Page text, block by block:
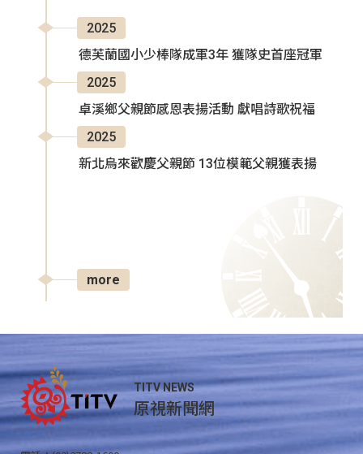
2025
德芙蘭國小少棒隊成軍3年 獲隊史首座冠軍
2025
卓溪鄉父親節感恩表揚活動 獻唱詩歌祝福
2025
新北烏來歡慶父親節 13位模範父親獲表揚
more
TITV NEWS
原視新聞網